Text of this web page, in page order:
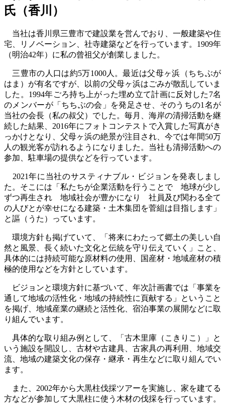
氏（香川）
当社は香川県三豊市で建設業を営んでおり、一般建築や住
宅、リノベーション、社寺建築などを行っています。1909年
（明治42年）に私の曾祖父が創業しました。
三豊市の人口は約5万1000人。最近は父母ヶ浜（ちちぶが
はま）が有名ですが、以前の父母ヶ浜はごみが散乱していま
した。1994年ごろ持ち上がった埋め立て計画に反対した7名
のメンバーが「ちちぶの会」を発足させ、そのうちの1名が
当社の会長（私の叔父）でした。毎月、海岸の清掃活動を継
続した結果、2016年にフォトコンテストで入賞した写真がき
っかけとなり、父母ヶ浜の絶景が注目され、今では年間50万
人の観光客が訪れるようになりました。当社も清掃活動への
参加、駐車場の提供などを行っています。
2021年に当社のサスティナブル・ビジョンを発表しまし
た。そこには「私たちが企業活動を行うことで 地球が少し
ずつ再生され 地域社会が豊かになり 社員及び関わる全て
の人びとが幸せになる建築・土木集団を菅組は目指します」
と謳（うた）っています。
環境方針も掲げていて、「将来にわたって郷土の美しい自
然と風景、長く続いた文化と伝統を守り伝えていく」こと、
具体的には持続可能な原材料の使用、国産材・地域産材の積
極的使用などを方針としています。
ビジョンと環境方針に基づいて、年次計画書では「事業を
通して地域の活性化・地域の持続性に頁献する」ということ
を掲げ、地域産業の継続と活性化、宿泊事業の展開などに取
り組んでいます。
具体的な取り組み例として、「古木里庫（こきりこ）」と
いう施設を開設し、古材や古建具、古家具の再利用、地域交
流、地域の建築文化の保存・継承・再生などに取り組んでい
ます。
また、2002年から大黒柱伐採ツアーを実施し、家を建てる
方などが参加して大黒柱に使う木材の伐採を行っています。